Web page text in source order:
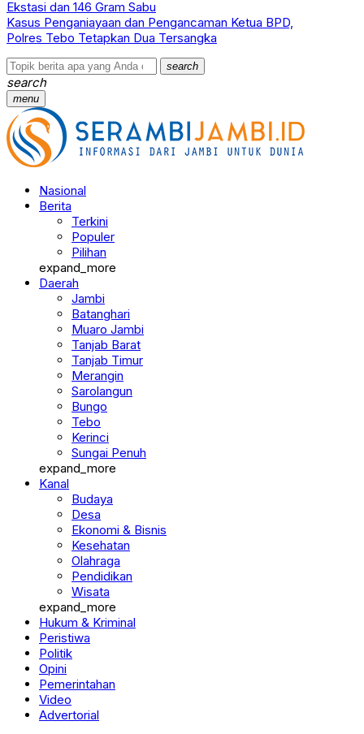
Ekstasi dan 146 Gram Sabu
Kasus Penganiayaan dan Pengancaman Ketua BPD,
Polres Tebo Tetapkan Dua Tersangka
search
search
menu
Nasional
Berita
Terkini
Populer
Pilihan
expand_more
Daerah
Jambi
Batanghari
Muaro Jambi
Tanjab Barat
Tanjab Timur
Merangin
Sarolangun
Bungo
Tebo
Kerinci
Sungai Penuh
expand_more
Kanal
Budaya
Desa
Ekonomi & Bisnis
Kesehatan
Olahraga
Pendidikan
Wisata
expand_more
Hukum & Kriminal
Peristiwa
Politik
Opini
Pemerintahan
Video
Advertorial